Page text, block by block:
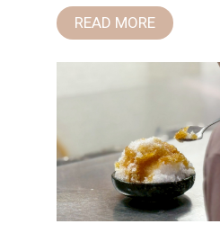
READ MORE